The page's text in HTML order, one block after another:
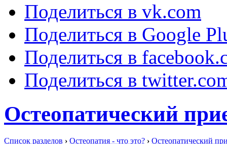
Поделиться в vk.com
Поделиться в Google
Поделиться в
Поделиться в
Остеопатический
Список разделов › Остеопатия - что это? › Остеопатический